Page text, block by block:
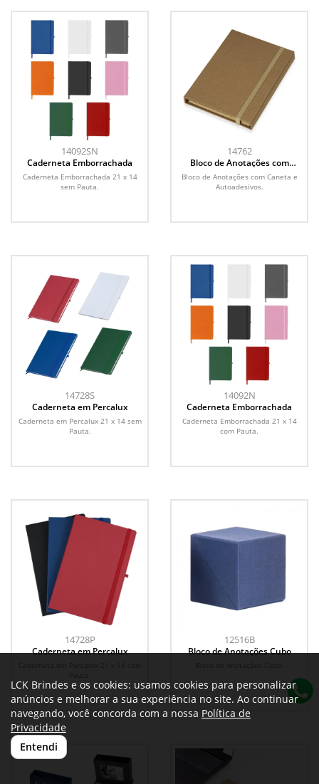
14092SN
Caderneta Emborrachada
Caderneta Emborrachada 21 x 14
sem Pauta.
14762
Bloco de Anotações com
Caneta e Autoadesivos
Bloco de Anotações com Caneta e
Autoadesivos.
14728S
Caderneta em Percalux
Caderneta em Percalux 21 x 14 sem
Pauta.
14092N
Caderneta Emborrachada
Caderneta Emborrachada 21 x 14
com Pauta.
14728P
Caderneta em Percalux
12516B
Bloco de Anotações Cubo
LCK Brindes e os cookies: usamos cookies para personalizar
anúncios e melhorar a sua experiência no site. Ao continuar
navegando, você concorda com a nossa Política de
Privacidade
Entendi